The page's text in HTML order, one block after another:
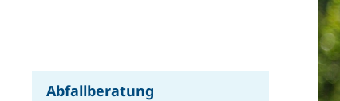
Abfallberatung